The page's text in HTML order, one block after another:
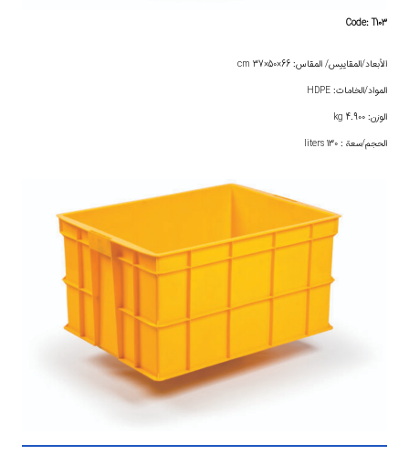
Code: T103
الأبعاد/المقاييس/ المقاس: 66×50×37 cm
المواد/الخامات: HDPE
الوزن: 4.900 kg
الحجم/سعة : 130 liters